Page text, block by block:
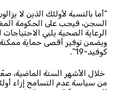
“أما بالنسبة لأولئك الذين لا
السجن، فيجب على الحكومة
الرعاية الصحية يلبي
ويضمن توفير أقصى حماية
كوفيد-19”.
خلال الأشهر الستة الماضية،
من سياسة عدم التسامح إزاء